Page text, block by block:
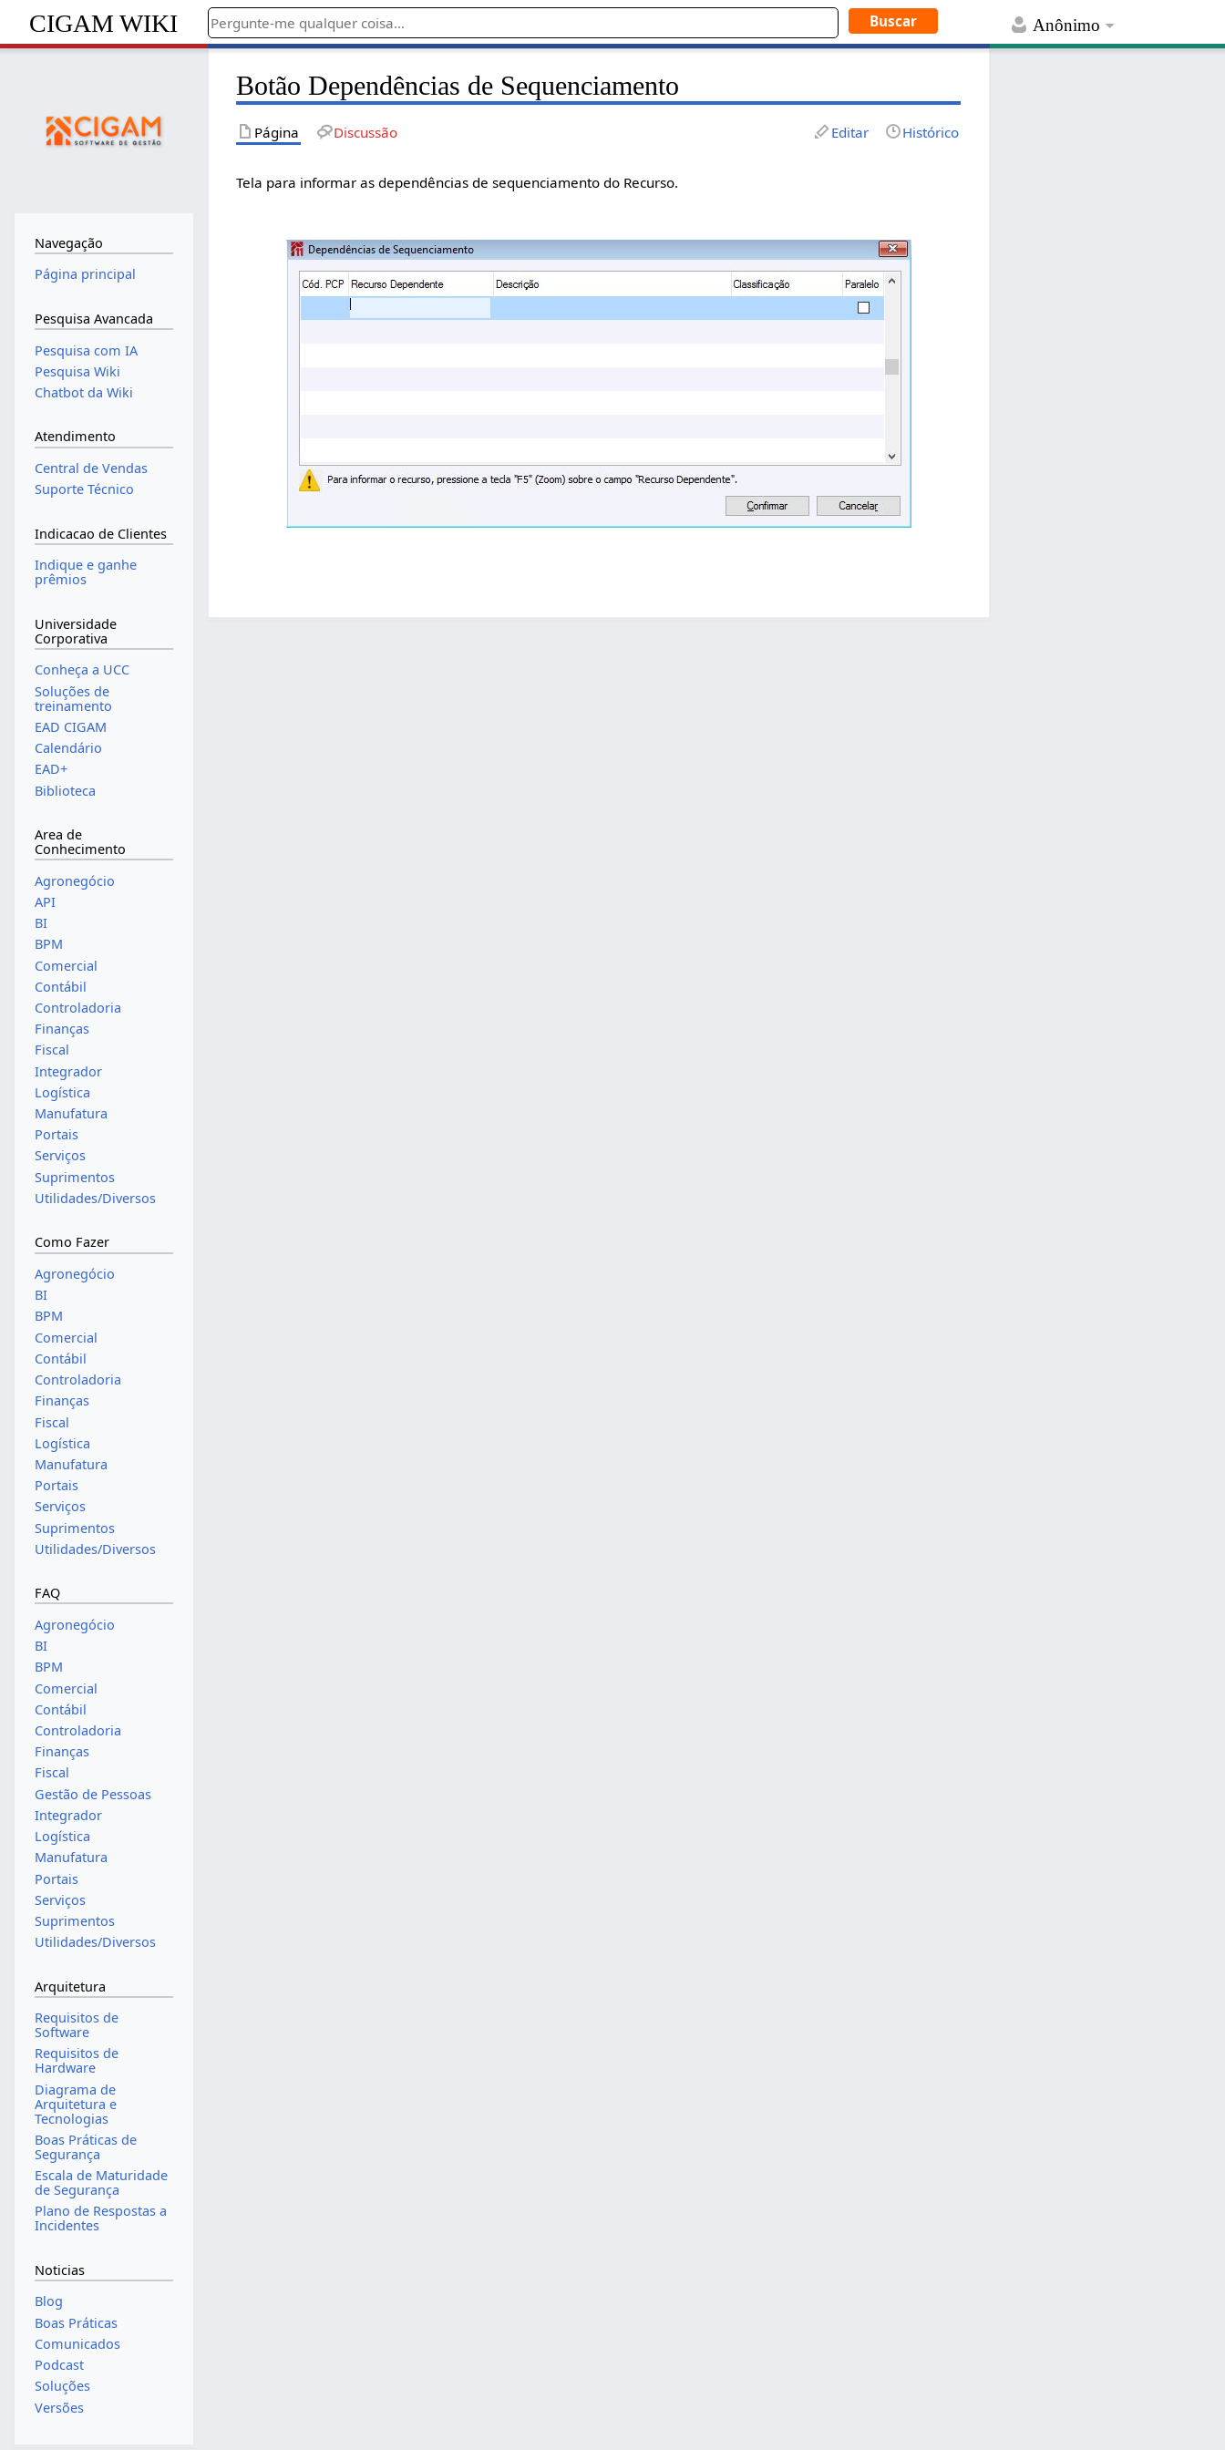
Anônimo
CIGAM WIKI
Botão Dependências de Sequenciamento
Página Discussão Editar Histórico
Tela para informar as dependências de sequenciamento do Recurso.
Navegação
Página principal
Pesquisa Avancada
Pesquisa com IA
Pesquisa Wiki
Chatbot da Wiki
Atendimento
Central de Vendas
Suporte Técnico
Indicacao de Clientes
Indique e ganhe
prêmios
Universidade
Corporativa
Conheça a UCC
Soluções de
treinamento
EAD CIGAM
Calendário
EAD+
Biblioteca
Area de
Conhecimento
Agronegócio
API
BI
BPM
Comercial
Contábil
Controladoria
Finanças
Fiscal
Integrador
Logística
Manufatura
Portais
Serviços
Suprimentos
Utilidades/Diversos
Como Fazer
Agronegócio
BI
BPM
Comercial
Contábil
Controladoria
Finanças
Fiscal
Logística
Manufatura
Portais
Serviços
Suprimentos
Utilidades/Diversos
FAQ
Agronegócio
BI
BPM
Comercial
Contábil
Controladoria
Finanças
Fiscal
Gestão de Pessoas
Integrador
Logística
Manufatura
Portais
Serviços
Suprimentos
Utilidades/Diversos
Arquitetura
Requisitos de
Software
Requisitos de
Hardware
Diagrama de
Arquitetura e
Tecnologias
Boas Práticas de
Segurança
Escala de Maturidade
de Segurança
Plano de Respostas a
Incidentes
Noticias
Blog
Boas Práticas
Comunicados
Podcast
Soluções
Versões